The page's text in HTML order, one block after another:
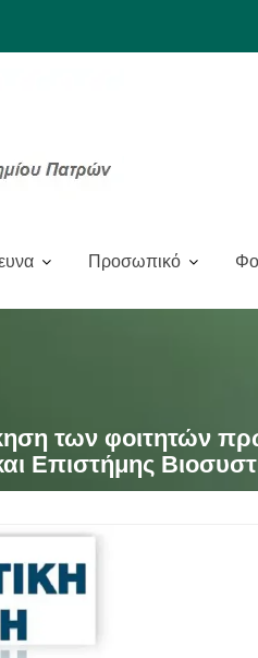
Προσωπικό
των φοιτητών
Επιστήμης